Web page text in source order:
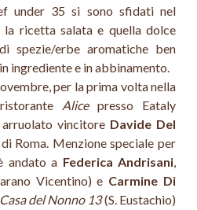
under 35 si sono sfidati nel
la ricetta salata e quella dolce
spezie/erbe aromatiche ben
ingrediente e in abbinamento.
per la prima volta nella
Alicepresso Eataly
vincitore Davide Del
Roma. Menzione speciale per
andato a Federica Andrisani,
Vicentino) e Carmine Di
Casa del Nonno 13(S. Eustachio)